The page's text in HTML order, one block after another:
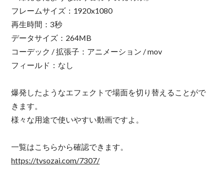
フレームサイズ：1920x1080
再生時間：3秒
データサイズ：264MB
コーデック / 拡張子：アニメーション / mov
フィールド：なし
爆発したようなエフェクトで場面を切り替えることがで
きます。
様々な用途で使いやすい動画ですよ。
一覧はこちらから確認できます。
https://tvsozai.com/7307/